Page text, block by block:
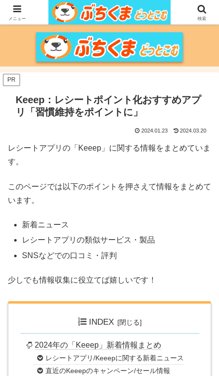
家づくりをメインに、家電、PC/MACなどのレビュー、育児、新潟の情報を気
の向くままに、気が済むまで調べ上げるブログです。
PR
Keeep：レシートポイント化おすすめアプ
リ「習慣維持をポイントに」
2024.01.23 2024.03.20
レシートアプリの「Keeep」に関する情報をまとめていま
す。
このページでは以下のポイントを押さえて情報をまとめて
います。
新着ニュース
レシートアプリの類似サービス・製品
SNSなどでの口コミ・評判
少しでも情報収集に役立てば嬉しいです！
INDEX
2024年の「Keeep」新着情報まとめ
レシートアプリ/Keeepに関する新着ニュース
直近のKeeepのキャンペーン/セール情報
メニュー 検索